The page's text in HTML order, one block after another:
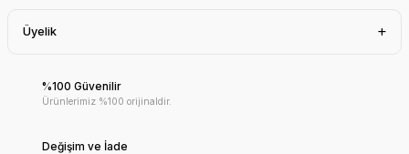
Üyelik
%100 Güvenilir
Ürünlerimiz %100 orijinaldir.
Değişim ve İade